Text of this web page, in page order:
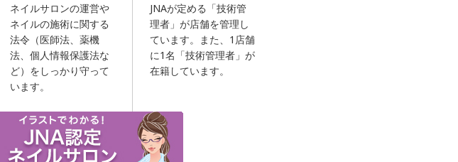
ネイルサロンの運営や
ネイルの施術に関する
法令（医師法、薬機
法、個人情報保護法な
ど）をしっかり守って
います。
JNAが定める「技術管
理者」が店舗を管理し
ています。また、1店舗
に1名「技術管理者」が
在籍しています。